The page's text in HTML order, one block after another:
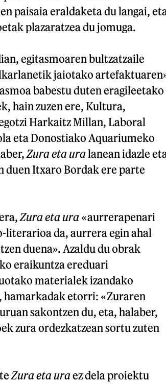
paisaia eraldaketa du langai,
plazaratzea du jomuga.
egitasmoaren bultzatzaile
jaiotako
babestu duten eragileetako
hain zuzen ere, Kultura,
Harkaitz Millan, Laboral
eta Donostiako Aquariumeko
Zura eta uralanean idazle
duen Itxaro Bordak ere parte
Zura eta ura«aurrerapenari
da, aurrera egin ahal
duena». Azaldu du obrak
eraikuntza ereduari
materialek izandako
hamarkadak etorri: «Zuraren
sakontzen du, eta, halaber,
zura ordezkatzean sortu zuten
Zura eta uraez dela proiektu